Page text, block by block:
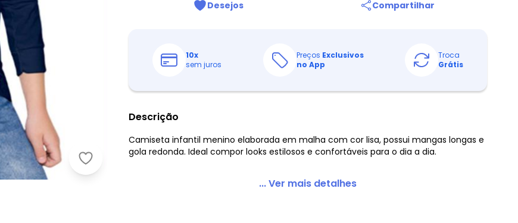
Brandili - Camiseta Infantil Menino Malha Azul
Desejos Compartilhar
10x
sem juros
Preços Exclusivos
no App
Troca
Grátis
Descrição
Camiseta infantil menino elaborada em malha com cor lisa, possui mangas longas e
gola redonda. Ideal compor looks estilosos e confortáveis para o dia a dia.
... Ver mais detalhes